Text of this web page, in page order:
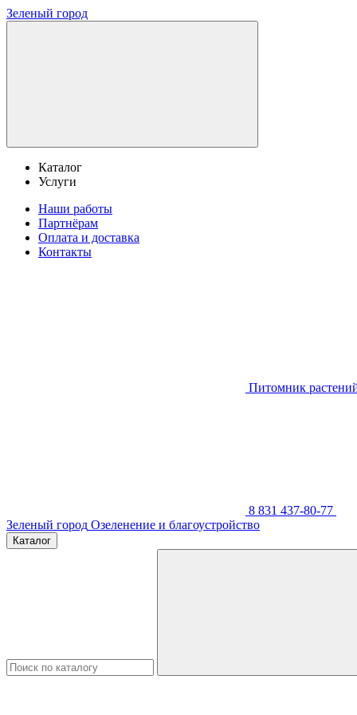
Зеленый город
Каталог
Услуги
Наши работы
Партнёрам
Оплата и доставка
Контакты
Питомник
8 831 437-80-77
Зеленый город Озеленение и благоустройство
Каталог